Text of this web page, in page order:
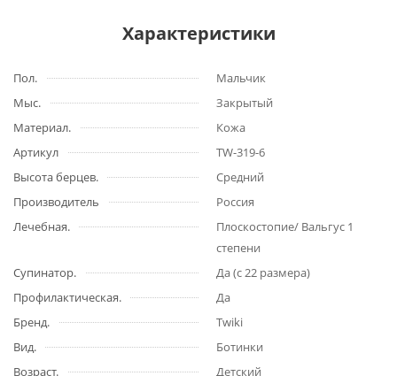
Характеристики
Пол.
Мальчик
Мыс.
Закрытый
Материал.
Кожа
Артикул
TW-319-6
Высота берцев.
Средний
Производитель
Россия
Лечебная.
Плоскостопие/ Вальгус 1
степени
Супинатор.
Да (с 22 размера)
Профилактическая.
Да
Бренд.
Twiki
Вид.
Ботинки
Возраст.
Детский